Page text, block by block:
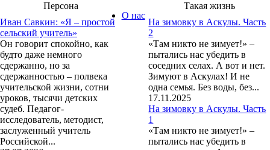
Персона
Иван Савкин: «Я – простой
сельский учитель»
Он говорит спокойно, как
будто даже немного
сдержанно, но за
сдержанностью – полвека
учительской жизни, сотни
уроков, тысячи детских
судеб. Педагог-
исследователь, методист,
заслуженный учитель
Российской...
Такая жизнь
На зимовку в Аскулы. Часть
2
«Там никто не зимует!» –
пытались нас убедить в
соседних селах. А вот и нет.
Зимуют в Аскулах! И не
одна семья. Без воды, без...
17.11.2025
На зимовку в Аскулы. Часть
1
«Там никто не зимует!» –
пытались нас убедить в
О нас